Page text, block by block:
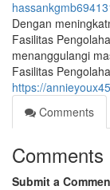
Dengan
Fasilitas
menanggulangi
Fasilitas
https://
Comments
Comments
Submit a